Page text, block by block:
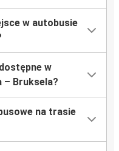
w autobusie
w
– Bruksela?
na trasie